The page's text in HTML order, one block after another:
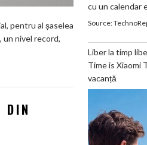
pentru al șaselea
un nivel record,
DIN
cu un calendar
Source:
Liber la timp
Time is Xiaomi
vacanță